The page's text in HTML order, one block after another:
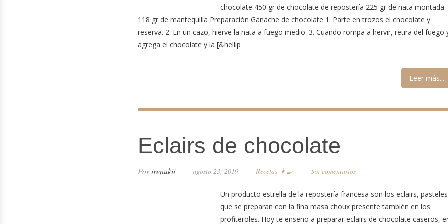
chocolate 450 gr de chocolate de repostería 225 gr de nata montada
118 gr de mantequilla Preparación Ganache de chocolate 1. Parte en trozos el chocolate y
reserva. 2. En un cazo, hierve la nata a fuego medio. 3. Cuando rompa a hervir, retira del fuego
agrega el chocolate y la [&hellip
Leer más...
Eclairs de chocolate
Porirenukii agosto 23, 2019 Recetas 👩‍🍳 Sin comentarios
Un producto estrella de la repostería francesa son los eclairs, pasteles
que se preparan con la fina masa choux presente también en los
profiteroles. Hoy te enseño a preparar eclairs de chocolate caseros,